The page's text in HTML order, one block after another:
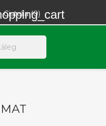
Cistella (0)